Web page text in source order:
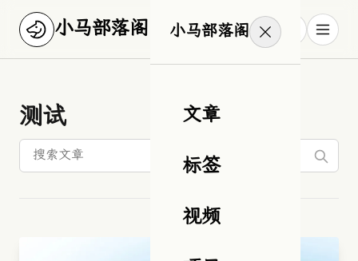
小马部落阁 小马部落阁
文章
标签
视频
测试